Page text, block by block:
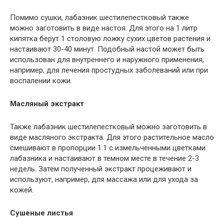
Помимо сушки, лабазник шестилепестковый также
можно заготовить в виде настоя. Для этого на 1 литр
кипятка берут 1 столовую ложку сухих цветов растения и
настаивают 30-40 минут. Подобный настой может быть
использован для внутреннего и наружного применения,
например, для лечения простудных заболеваний или при
воспалении кожи.
Масляный экстракт
Также лабазник шестилепестковый можно заготовить в
виде масляного экстракта. Для этого растительное масло
смешивают в пропорции 1:1 с измельченными цветками
лабазника и настаивают в темном месте в течение 2-3
недель. Затем полученный экстракт процеживают и
используют, например, для массажа или для ухода за
кожей.
Сушеные листья